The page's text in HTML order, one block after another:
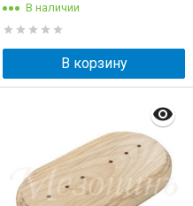
В наличии
В корзину